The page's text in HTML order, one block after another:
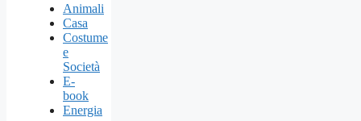
Animali
Casa
Costume
e
Società
E-
book
Energia